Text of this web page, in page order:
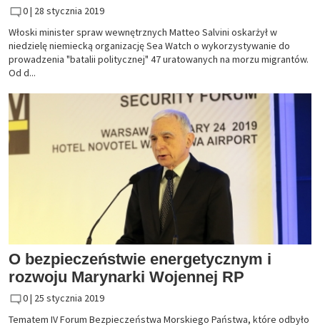
0 | 28 stycznia 2019
Włoski minister spraw wewnętrznych Matteo Salvini oskarżył w
niedzielę niemiecką organizację Sea Watch o wykorzystywanie do
prowadzenia "batalii politycznej" 47 uratowanych na morzu migrantów.
Od d...
O bezpieczeństwie energetycznym i
rozwoju Marynarki Wojennej RP
0 | 25 stycznia 2019
Tematem IV Forum Bezpieczeństwa Morskiego Państwa, które odbyło